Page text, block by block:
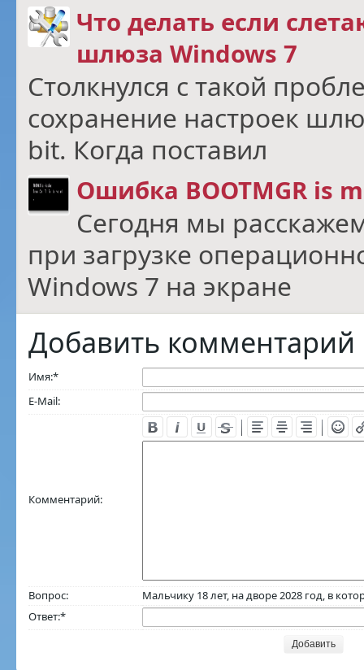
Что делать если
шлюза Windows 7
Столкнулся с такой
сохранение настроек
bit. Когда поставил
Ошибка BOOTMGR is
Сегодня мы
при загрузке
Windows 7 на экране
Добавить комментарий
Имя:*
E-Mail:
Комментарий:
Вопрос:
Мальчику 18 лет, на дворе 2028 год, в
Ответ:*
Добавить